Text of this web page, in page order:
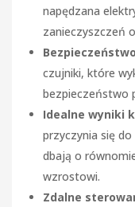
napędzana
zanieczyszczeń
czujniki, które
bezpieczeństwo
Idealne wyniki
przyczynia się
dbają o
wzrostowi.
Zdalne